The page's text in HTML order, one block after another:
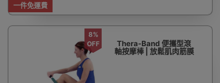
一件免運費
8%
OFF
Thera-Band 便攜型滾
軸按摩棒 | 放鬆肌肉筋膜